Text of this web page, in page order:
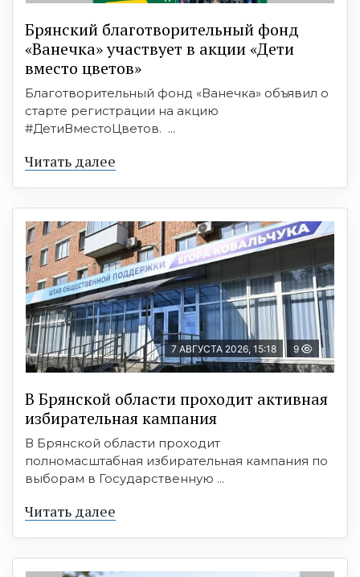
Брянский благотворительный фонд
«Ванечка» участвует в акции «Дети
вместо цветов»
Благотворительный фонд «Ванечка» объявил о
старте регистрации на акцию
#ДетиВместоЦветов. ...
Читать далее
7 АВГУСТА 2026, 15:18 9
В Брянской области проходит активная
избирательная кампания
В Брянской области проходит
полномасштабная избирательная кампания по
выборам в Государственную ...
Читать далее